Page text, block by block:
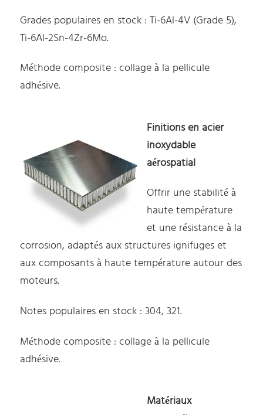
Grades populaires en stock : Ti-6Al-4V (Grade 5),
Ti-6Al-2Sn-4Zr-6Mo.
Méthode composite : collage à la pellicule
adhésive.
Finitions en acier
inoxydable
aérospatial
Offrir une stabilité à
haute température
et une résistance à la
corrosion, adaptés aux structures ignifuges et
aux composants à haute température autour des
moteurs.
Notes populaires en stock : 304, 321.
Méthode composite : collage à la pellicule
adhésive.
Matériaux